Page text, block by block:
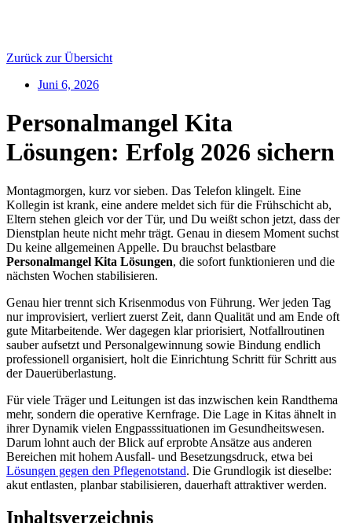
Zurück zur Übersicht
Juni 6, 2026
Personalmangel Kita
Lösungen: Erfolg 2026 sichern
Montagmorgen, kurz vor sieben. Das Telefon klingelt. Eine
Kollegin ist krank, eine andere meldet sich für die Frühschicht ab,
Eltern stehen gleich vor der Tür, und Du weißt schon jetzt, dass der
Dienstplan heute nicht mehr trägt. Genau in diesem Moment suchst
Du keine allgemeinen Appelle. Du brauchst belastbare
Personalmangel Kita Lösungen, die sofort funktionieren und die
nächsten Wochen stabilisieren.
Genau hier trennt sich Krisenmodus von Führung. Wer jeden Tag
nur improvisiert, verliert zuerst Zeit, dann Qualität und am Ende oft
gute Mitarbeitende. Wer dagegen klar priorisiert, Notfallroutinen
sauber aufsetzt und Personalgewinnung sowie Bindung endlich
professionell organisiert, holt die Einrichtung Schritt für Schritt aus
der Dauerüberlastung.
Für viele Träger und Leitungen ist das inzwischen kein Randthema
mehr, sondern die operative Kernfrage. Die Lage in Kitas ähnelt in
ihrer Dynamik vielen Engpasssituationen im Gesundheitswesen.
Darum lohnt auch der Blick auf erprobte Ansätze aus anderen
Bereichen mit hohem Ausfall- und Besetzungsdruck, etwa bei
Lösungen gegen den Pflegenotstand. Die Grundlogik ist dieselbe:
akut entlasten, planbar stabilisieren, dauerhaft attraktiver werden.
Inhaltsverzeichnis